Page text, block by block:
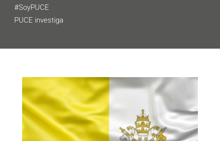
#SoyPUCE
PUCE investiga